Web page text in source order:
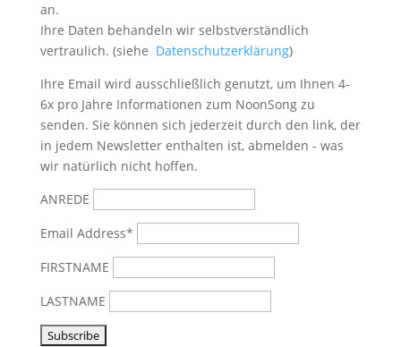
an.
Ihre Daten behandeln wir selbstverständlich
vertraulich. (siehe Datenschutzerklärung)
Ihre Email wird ausschließlich genutzt, um Ihnen 4-
6x pro Jahre Informationen zum NoonSong zu
senden. Sie können sich jederzeit durch den link, der
in jedem Newsletter enthalten ist, abmelden - was
wir natürlich nicht hoffen.
ANREDE
Email Address*
FIRSTNAME
LASTNAME